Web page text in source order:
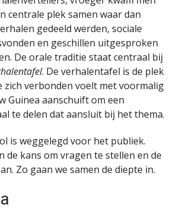
centrale plek samen waar dan
gedeeld werden, sociale
en geschillen uitgesproken
De orale traditie staat centraal bij
. De verhalentafel is de plek
zich verbonden voelt met voormalig
Guinea aanschuift om een
te delen dat aansluit bij het thema.
is weggelegd voor het publiek.
de kans om vragen te stellen en de
Zo gaan we samen de diepte in.